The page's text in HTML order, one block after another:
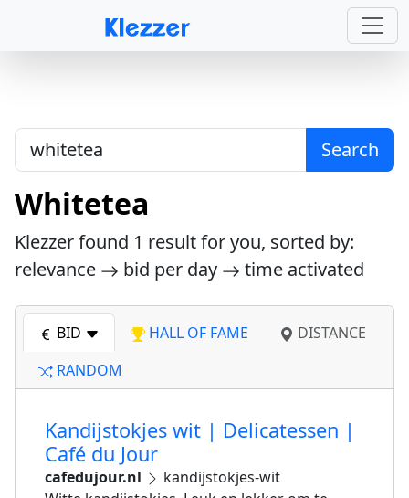
Search
Whitetea
Klezzer found 1 result for you, sorted by:
relevance
bid per day time activated
BID HALL OF FAME
DISTANCE
RANDOM
Kandijstokjes wit | Delicatessen |
Café du Jour
cafedujour.nl
kandijstokjes-wit